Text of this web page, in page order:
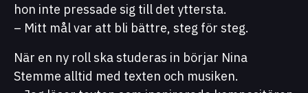
hon inte pressade sig till det yttersta.
– Mitt mål var att bli bättre, steg för steg.
När en ny roll ska studeras in börjar Nina
Stemme alltid med texten och musiken.